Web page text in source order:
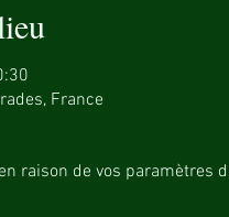
France
raison de vos